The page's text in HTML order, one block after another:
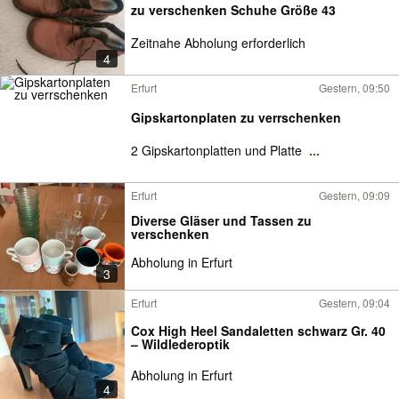
4
zu verschenken Schuhe Größe 43
Zeitnahe Abholung erforderlich
Erfurt Gestern, 09:50
Gipskartonplaten zu verrschenken
2 Gipskartonplatten und Platte ...
3
Erfurt Gestern, 09:09
Diverse Gläser und Tassen zu
verschenken
Abholung in Erfurt
4
Erfurt Gestern, 09:04
Cox High Heel Sandaletten schwarz Gr. 40
– Wildlederoptik
Abholung in Erfurt